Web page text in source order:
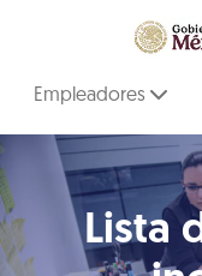
Empleadores
Lista